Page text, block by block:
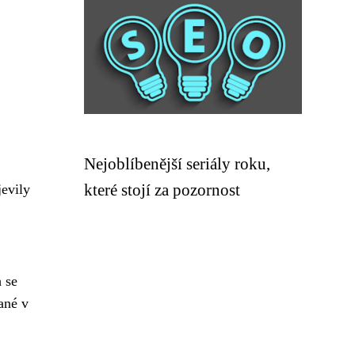
se
v
Nejoblíbenější seriály roku,
které stojí za pozornost